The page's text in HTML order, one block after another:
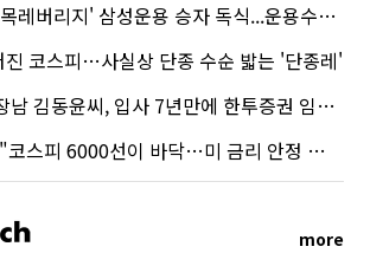
리지' 삼성운용 승자 독식...운용수익 미래에셋의 6배
진 코스피…사실상 단종 수순 밟는 '단종레'
김동윤씨, 입사 7년만에 한투증권 임원 승진
피 6000선이 바닥…미 금리 안정 후 추가 회복"
more